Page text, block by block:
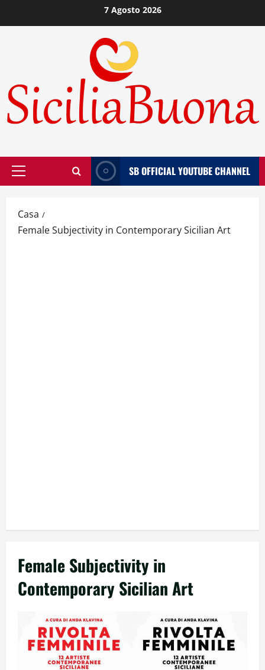
al
7 Agosto 2026
Menù
SB OFFICIAL YOUTUBE CHANNEL
Casa
Female Subjectivity in Contemporary Sicilian Art
Female Subjectivity in
Contemporary Sicilian Art